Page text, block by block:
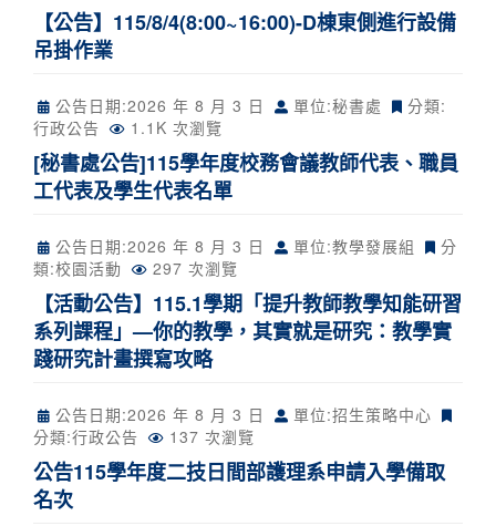
【公告】115/8/4(8:00~16:00)-D棟東側進行設備
吊掛作業
公告日期:2026 年 8 月 3 日 單位:秘書處
分類:
行政公告
1.1K 次瀏覽
[秘書處公告]115學年度校務會議教師代表、職員
工代表及學生代表名單
公告日期:2026 年 8 月 3 日 單位:教學發展組
分
類:校園活動 297 次瀏覽
【活動公告】115.1學期「提升教師教學知能研習
系列課程」—你的教學，其實就是研究：教學實
踐研究計畫撰寫攻略
公告日期:2026 年 8 月 3 日
單位:招生策略中心
分類:行政公告 137 次瀏覽
公告115學年度二技日間部護理系申請入學備取
名次